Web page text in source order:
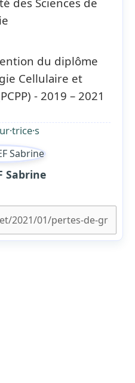
du diplôme
Cellulaire et
- 2019 – 2021
Sabrine